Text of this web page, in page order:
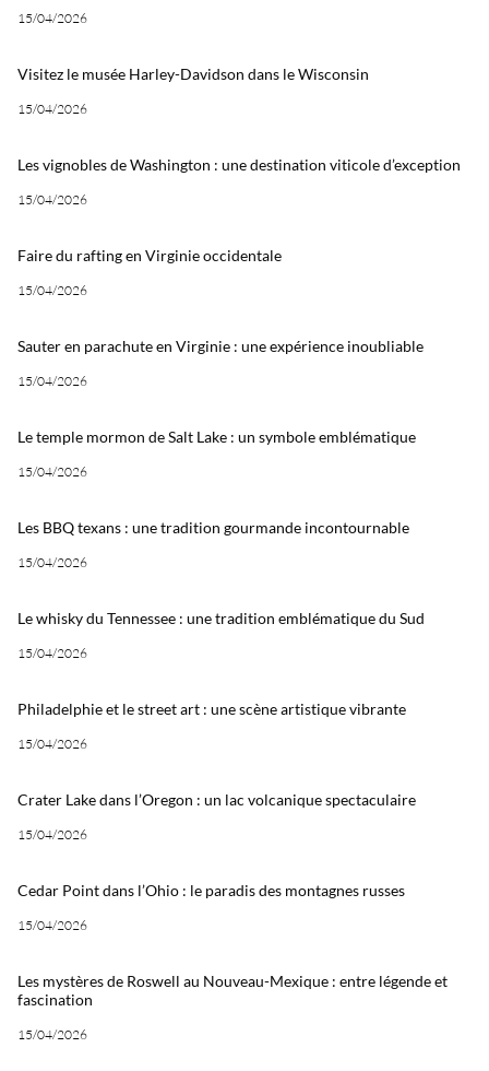
15/04/2026
Visitez le musée Harley-Davidson dans le Wisconsin
15/04/2026
Les vignobles de Washington : une destination viticole d’exception
15/04/2026
Faire du rafting en Virginie occidentale
15/04/2026
Sauter en parachute en Virginie : une expérience inoubliable
15/04/2026
Le temple mormon de Salt Lake : un symbole emblématique
15/04/2026
Les BBQ texans : une tradition gourmande incontournable
15/04/2026
Le whisky du Tennessee : une tradition emblématique du Sud
15/04/2026
Philadelphie et le street art : une scène artistique vibrante
15/04/2026
Crater Lake dans l’Oregon : un lac volcanique spectaculaire
15/04/2026
Cedar Point dans l’Ohio : le paradis des montagnes russes
15/04/2026
Les mystères de Roswell au Nouveau-Mexique : entre légende et
fascination
15/04/2026